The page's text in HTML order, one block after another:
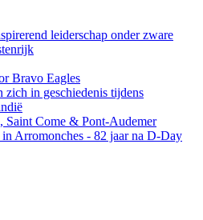
leiderschap onder zware
Bravo Eagles
zich in geschiedenis tijdens
Saint Come & Pont-Audemer
Arromonches - 82 jaar na D-Day